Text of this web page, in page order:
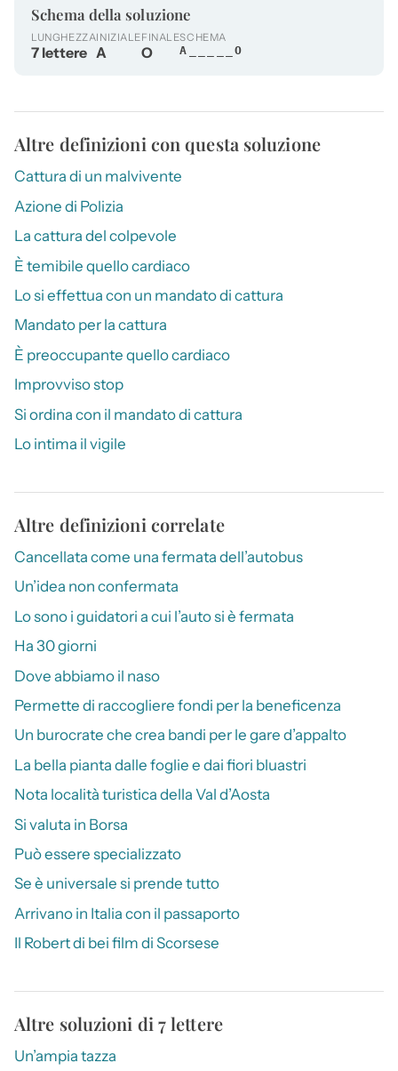
Schema della soluzione
LUNGHEZZA
7 lettere
INIZIALE
A
FINALE
O
SCHEMA
A_____O
Altre definizioni con questa soluzione
Cattura di un malvivente
Azione di Polizia
La cattura del colpevole
È temibile quello cardiaco
Lo si effettua con un mandato di cattura
Mandato per la cattura
È preoccupante quello cardiaco
Improvviso stop
Si ordina con il mandato di cattura
Lo intima il vigile
Altre definizioni correlate
Cancellata come una fermata dell’autobus
Un’idea non confermata
Lo sono i guidatori a cui l’auto si è fermata
Ha 30 giorni
Dove abbiamo il naso
Permette di raccogliere fondi per la beneficenza
Un burocrate che crea bandi per le gare d’appalto
La bella pianta dalle foglie e dai fiori bluastri
Nota località turistica della Val d’Aosta
Si valuta in Borsa
Può essere specializzato
Se è universale si prende tutto
Arrivano in Italia con il passaporto
Il Robert di bei film di Scorsese
Altre soluzioni di 7 lettere
Un’ampia tazza